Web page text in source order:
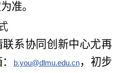
准。
系协同创新中心尤再
b.you@dlmu.edu.cn，初步